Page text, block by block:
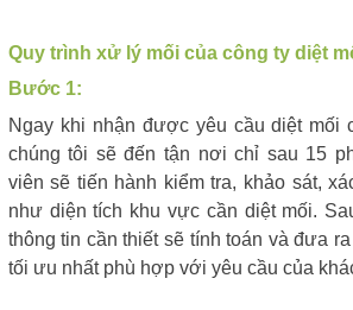
Quy trình xử lý mối của công ty diệt
Bước 1:
Ngay khi nhận được yêu cầu diệt mối
chúng tôi sẽ đến tận nơi chỉ sau 15
viên sẽ tiến hành kiểm tra, khảo sát,
như diện tích khu vực cần diệt mối.
thông tin cần thiết sẽ tính toán và đưa
tối ưu nhất phù hợp với yêu cầu của